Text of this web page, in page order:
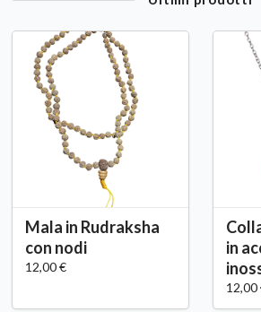
Mala in Rudraksha
con nodi
12,00 €
in
12,00